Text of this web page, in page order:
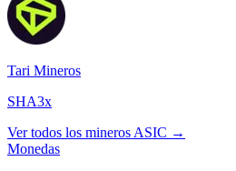
Tari Mineros
SHA3x
Ver todos los mineros ASIC →
Monedas